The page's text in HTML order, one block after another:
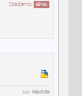
Staženo: 4914x
kat:Nádrže